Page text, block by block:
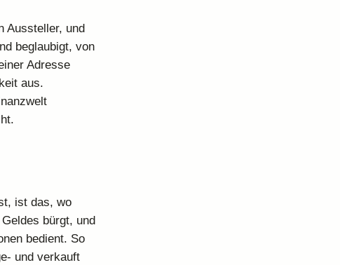
Aussteller, und
beglaubigt, von
Adresse
aus.
ist das, wo
bürgt, und
bedient. So
und verkauft